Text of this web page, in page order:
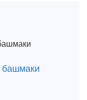
башмаки